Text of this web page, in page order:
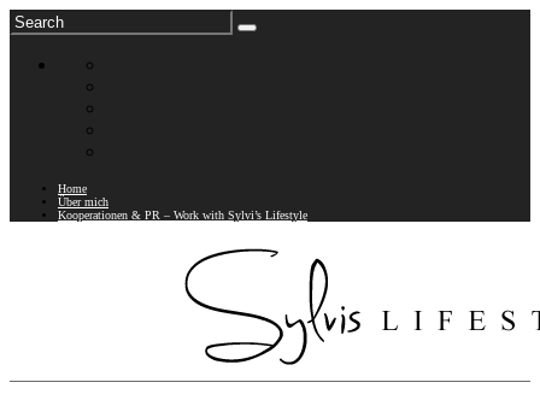
Home
Über mich
Kooperationen & PR – Work with Sylvi’s Lifestyle